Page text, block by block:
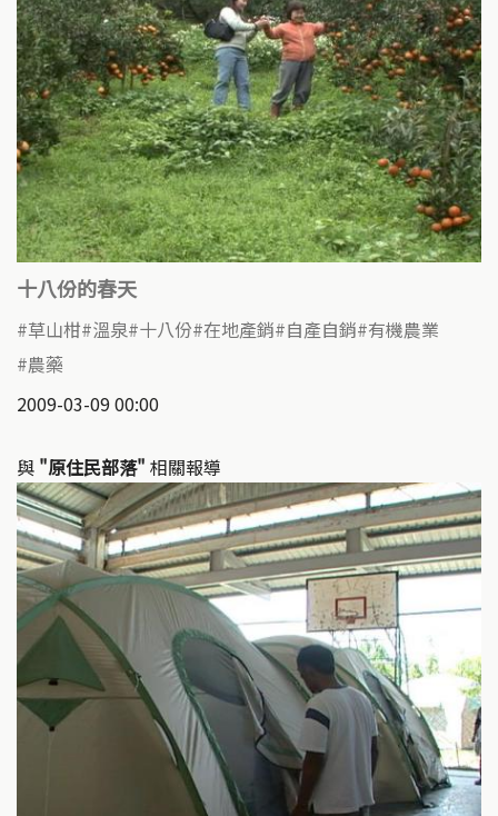
十八份的春天
草山柑 溫泉 十八份 在地產銷 自產自銷 有機農業
農藥
2009-03-09 00:00
與 "原住民部落" 相關報導